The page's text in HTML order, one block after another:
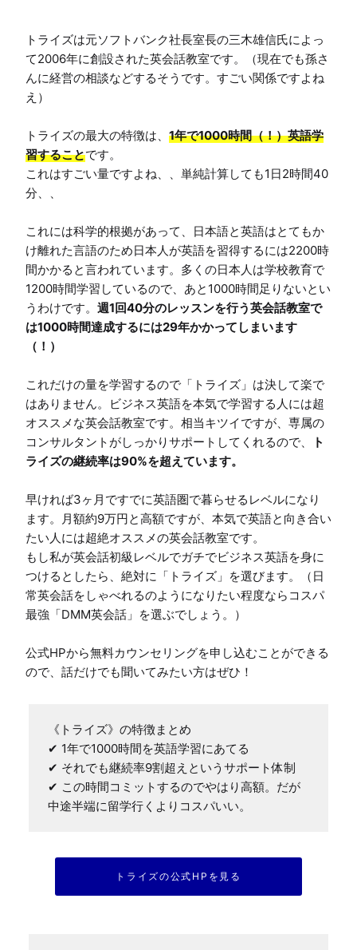
トライズは元ソフトバンク社長室長の三木雄信氏によっ
て2006年に創設された英会話教室です。（現在でも孫さ
んに経営の相談などするそうです。すごい関係ですよね
え）
トライズの最大の特徴は、 1年で1000時間（！）英語学
習することです。
これはすごい量ですよね、、単純計算しても1日2時間40
分、、
これには科学的根拠があって、日本語と英語はとてもか
け離れた言語のため日本人が英語を習得するには2200時
間かかると言われています。多くの日本人は学校教育で
1200時間学習しているので、あと1000時間足りないとい
うわけです。 週1回40分のレッスンを行う英会話教室で
は1000時間達成するには29年かかってしまいます
（！）
これだけの量を学習するので「トライズ」は決して楽で
はありません。ビジネス英語を本気で学習する人には超
オススメな英会話教室です。相当キツイですが、専属の
コンサルタントがしっかりサポートしてくれるので、
ト
ライズの継続率は90%を超えています。
早ければ3ヶ月ですでに英語圏で暮らせるレベルになり
ます。月額約9万円と高額ですが、本気で英語と向き合い
たい人には超絶オススメの英会話教室です。
もし私が英会話初級レベルでガチでビジネス英語を身に
つけるとしたら、絶対に「トライズ」を選びます。（日
常英会話をしゃべれるのようになりたい程度ならコスパ
最強「DMM英会話」を選ぶでしょう。）
公式HPから無料カウンセリングを申し込むことができる
ので、話だけでも聞いてみたい方はぜひ！
《トライズ》の特徴まとめ
✔ 1年で1000時間を英語学習にあてる
✔ それでも継続率9割超えというサポート体制
✔ この時間コミットするのでやはり高額。だが
中途半端に留学行くよりコスパいい。
トライズの公式HPを見る